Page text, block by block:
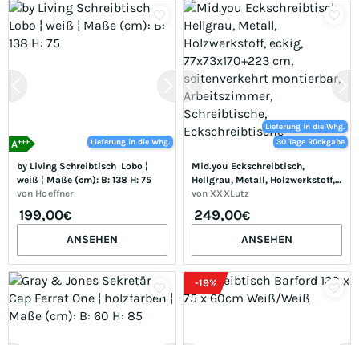
Lieferung in die Whg.
A+++
by Living Schreibtisch  Lobo ¦
weiß ¦ Maße (cm): B: 138 H: 75
von Hoeffner
199,00€
ANSEHEN
Lieferung in die Whg.
30 Tage Rückgabe
Mid.you Eckschreibtisch,
Hellgrau, Metall, Holzwerkstoff,
eckig, 77x73x170+223 cm,
Arbeitszimmer, Schreibtische,
Eckschreibtische
von XXXLutz
249,00€
ANSEHEN
-19%